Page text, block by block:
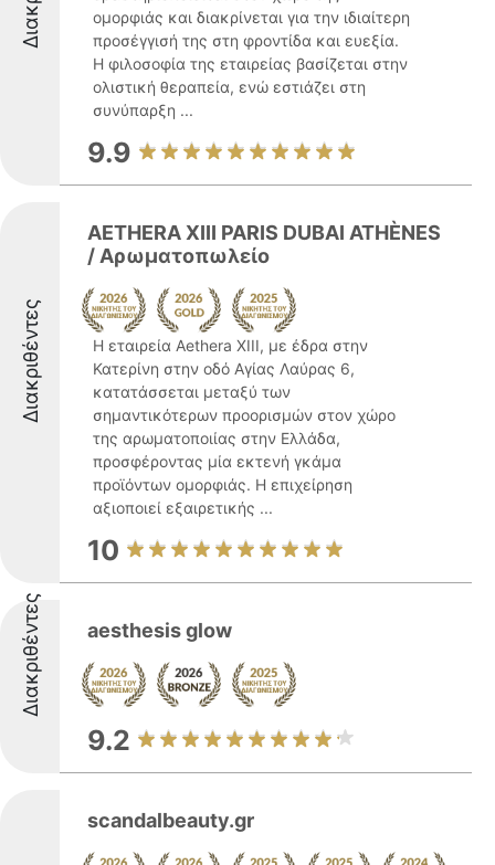
ομορφιάς και διακρίνεται για την ιδιαίτερη
προσέγγισή της στη φροντίδα και ευεξία.
Η φιλοσοφία της εταιρείας βασίζεται στην
ολιστική θεραπεία, ενώ εστιάζει στη
συνύπαρξη ...
9.9
Διακριθέντες
AETHERA XIII PARIS DUBAI ATHÈNES
/ Αρωματοπωλείο
Η εταιρεία Aethera XIII, με έδρα στην
Κατερίνη στην οδό Αγίας Λαύρας 6,
κατατάσσεται μεταξύ των
σημαντικότερων προορισμών στον χώρο
της αρωματοποιίας στην Ελλάδα,
προσφέροντας μία εκτενή γκάμα
προϊόντων ομορφιάς. Η επιχείρηση
αξιοποιεί εξαιρετικής ...
10
Διακριθέντες aesthesis glow
9.2
scandalbeauty.gr